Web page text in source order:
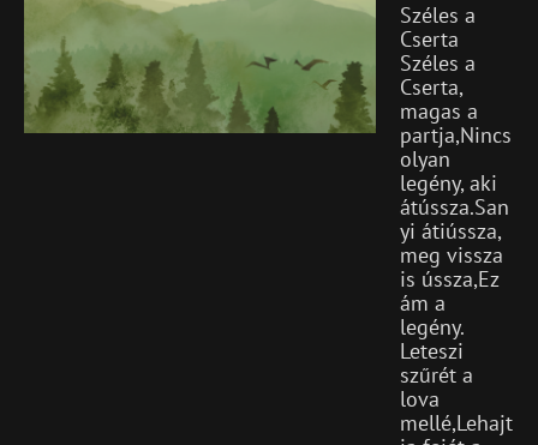
Széles a
Cserta
Széles a
Cserta,
magas a
partja,Nincs
olyan
legény, aki
átússza.San
yi átiússza,
meg vissza
is ússza,Ez
ám a
legény.
Leteszi
szűrét a
lova
mellé,Lehajt